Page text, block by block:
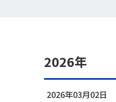
2026年
2026年03月02日